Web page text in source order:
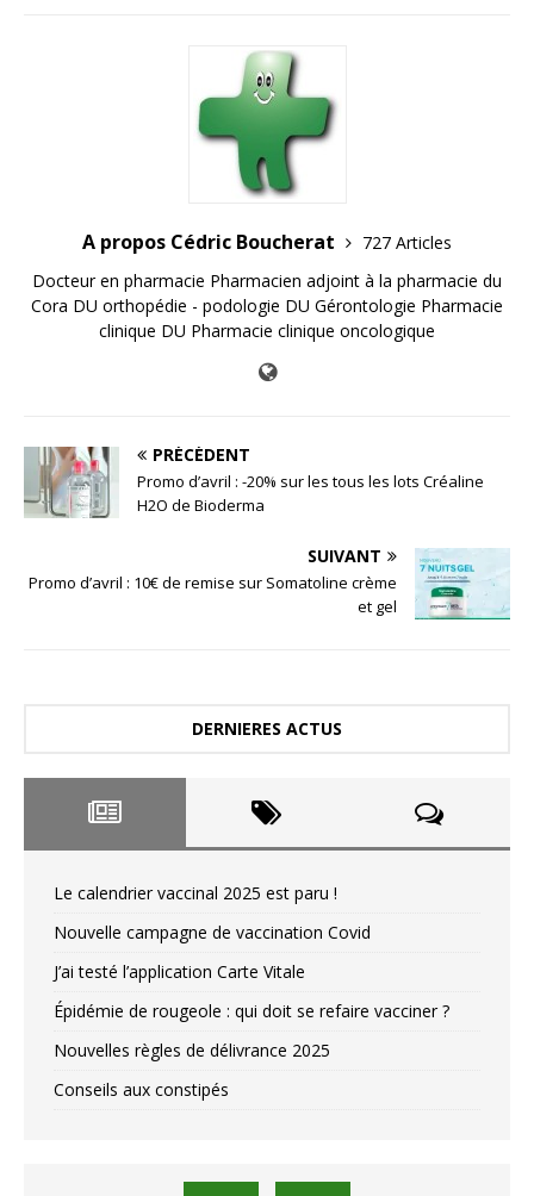
A propos Cédric Boucherat
727 Articles
Docteur en pharmacie Pharmacien adjoint à la pharmacie du
Cora DU orthopédie - podologie DU Gérontologie Pharmacie
clinique DU Pharmacie clinique oncologique
PRÉCÉDENT
Promo d’avril : -20% sur les tous les lots Créaline
H2O de Bioderma
SUIVANT
Promo d’avril : 10€ de remise sur Somatoline crème
et gel
DERNIERES ACTUS
Le calendrier vaccinal 2025 est paru !
Nouvelle campagne de vaccination Covid
J’ai testé l’application Carte Vitale
Épidémie de rougeole : qui doit se refaire vacciner ?
Nouvelles règles de délivrance 2025
Conseils aux constipés